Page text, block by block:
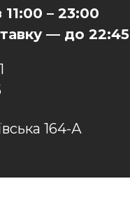
– 23:00
— до 22:45
164-А